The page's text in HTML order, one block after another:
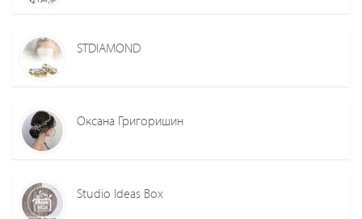
STDIAMOND
Оксана Григоришин
Studio Ideas Box